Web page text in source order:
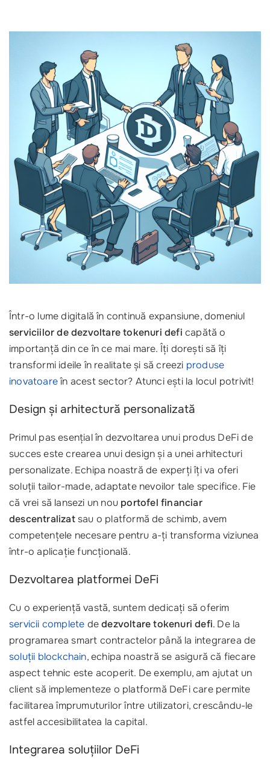
Într-o lume digitală în continuă expansiune, domeniul
serviciilor de dezvoltare tokenuri defi capătă o
importanță din ce în ce mai mare. Îți dorești să îți
transformi ideile în realitate și să creezi produse
inovatoareîn acest sector? Atunci ești la locul potrivit!
Design și arhitectură personalizată
Primul pas esențial în dezvoltarea unui produs DeFi de
succes este crearea unui design și a unei arhitecturi
personalizate. Echipa noastră de experți îți va oferi
soluții tailor-made, adaptate nevoilor tale specifice. Fie
că vrei să lansezi un nou portofel financiar
descentralizatsau o platformă de schimb, avem
competențele necesare pentru a-ți transforma viziunea
într-o aplicație funcțională.
Dezvoltarea platformei DeFi
Cu o experiență vastă, suntem dedicați să oferim
servicii complete dedezvoltare tokenuri defi. De la
programarea smart contractelor până la integrarea de
soluții blockchain, echipa noastră se asigură că fiecare
aspect tehnic este acoperit. De exemplu, am ajutat un
client să implementeze o platformă DeFi care permite
facilitarea împrumuturilor între utilizatori, crescându-le
astfel accesibilitatea la capital.
Integrarea soluțiilor DeFi